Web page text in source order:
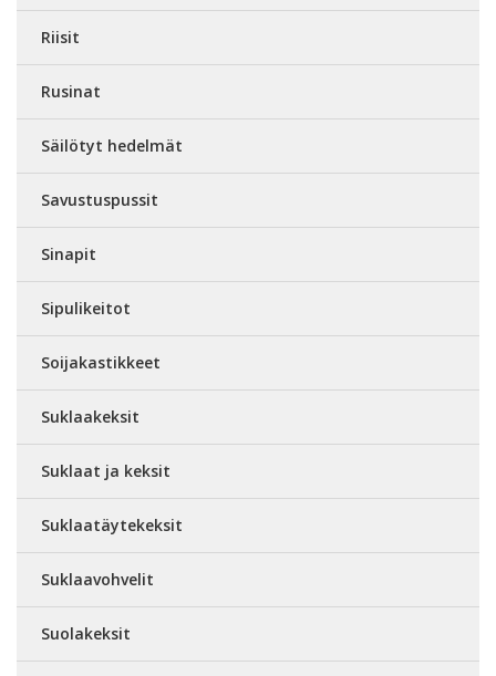
Riisit
Rusinat
Säilötyt hedelmät
Savustuspussit
Sinapit
Sipulikeitot
Soijakastikkeet
Suklaakeksit
Suklaat ja keksit
Suklaatäytekeksit
Suklaavohvelit
Suolakeksit